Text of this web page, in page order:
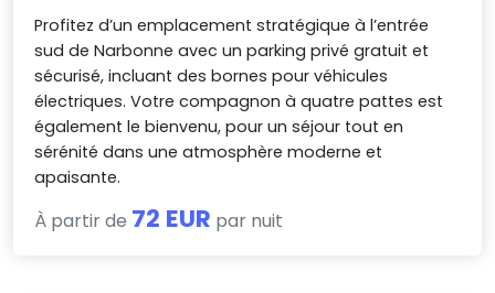
Profitez d’un emplacement stratégique à l’entrée
sud de Narbonne avec un parking privé gratuit et
sécurisé, incluant des bornes pour véhicules
électriques. Votre compagnon à quatre pattes est
également le bienvenu, pour un séjour tout en
sérénité dans une atmosphère moderne et
apaisante.
À partir de 72 EUR par nuit